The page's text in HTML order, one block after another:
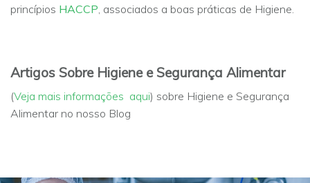
princípios HACCP, associados a boas práticas de Higiene.
Artigos Sobre Higiene e Segurança Alimentar
(Veja mais informações aqui) sobre Higiene e Segurança
Alimentar no nosso Blog